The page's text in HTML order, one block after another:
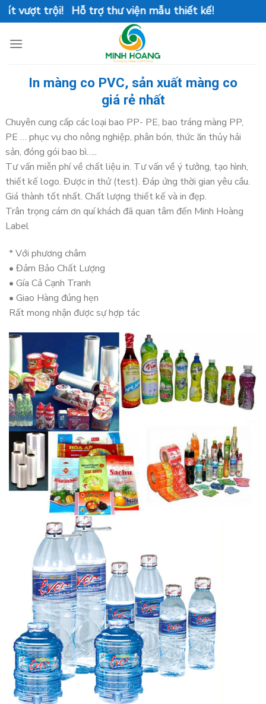
Skip
to
vượt trội! Hỗ trợ thư viện mẫu thiết kế!
In màng co PVC, sản xuất màng co
giá rẻ nhất
Chuyên cung cấp các loại bao PP- PE, bao tráng màng PP,
PE … phục vụ cho nông nghiệp, phân bón, thức ăn thủy hải
sản, đóng gói bao bì…..
Tư vấn miễn phí về chất liệu in. Tư vấn về ý tưởng, tạo hình,
thiết kế logo. Được in thử (test). Đáp ứng thời gian yêu cầu.
Giá thành tốt nhất. Chất lượng thiết kế và in đẹp.
Trân trọng cám ơn quí khách đã quan tâm đến Minh Hoàng
Label
* Với phương châm
• Đảm Bảo Chất Lượng
• Gía Cả Cạnh Tranh
• Giao Hàng đúng hẹn
Rất mong nhận được sự hợp tác